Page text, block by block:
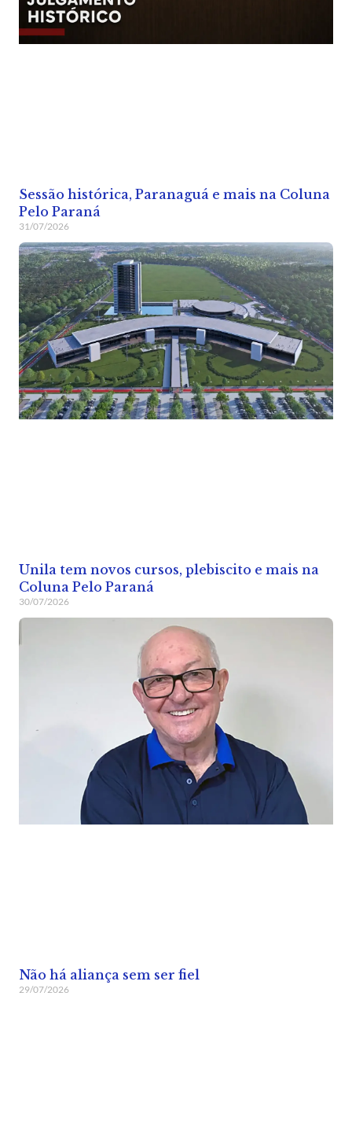
Sessão histórica, Paranaguá e mais na Coluna
Pelo Paraná
31/07/2026
Unila tem novos cursos, plebiscito e mais na
Coluna Pelo Paraná
30/07/2026
Não há aliança sem ser fiel
29/07/2026